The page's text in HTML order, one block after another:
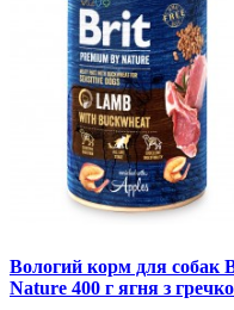
Вологий корм для собак
Nature 400 г ягня з